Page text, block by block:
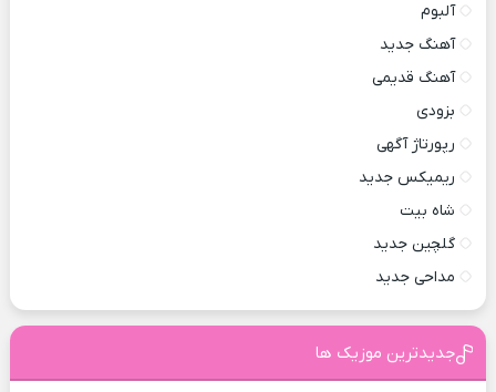
آلبوم
آهنگ جدید
آهنگ قدیمی
بزودی
رپورتاژ آگهی
ریمیکس جدید
شاه بیت
گلچین جدید
مداحی جدید
جدیدترین موزیک ها